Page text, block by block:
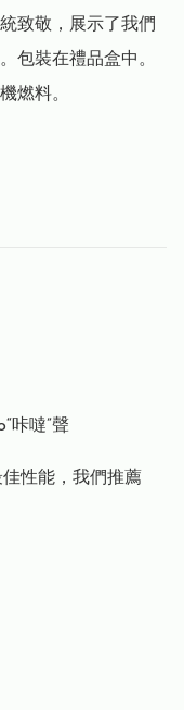
致敬，展示了我們
包裝在禮品盒中。
燃料。
咔噠”聲
性能，我們推薦